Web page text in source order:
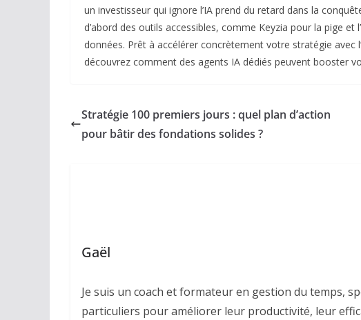
un investisseur qui ignore l’IA prend du retard dans la
d’abord des outils accessibles, comme Keyzia pour la pige
données. Prêt à accélérer concrètement votre stratégie avec
découvrez comment des agents IA dédiés peuvent booster
Stratégie 100 premiers jours : quel plan d’action
pour bâtir des fondations solides ?
Gaël
Je suis un coach et formateur en gestion du temps,
particuliers pour améliorer leur productivité, leur